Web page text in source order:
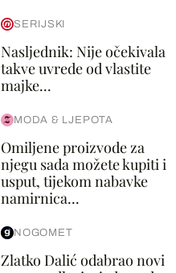
SERIJSKI
Nasljednik: Nije očekivala
takve uvrede od vlastite
majke...
MODA & LJEPOTA
Omiljene proizvode za
njegu sada možete kupiti i
usput, tijekom nabavke
namirnica...
NOGOMET
Zlatko Dalić odabrao novi